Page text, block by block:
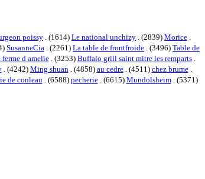
poissy . (1614) Le national unchizy . (2839) Morice .
SusanneCia . (2261) La table de frontfroide . (3496) Table de
ferme d amelie. (3253) Buffalo grill saint mitre les remparts.
. (4242) Ming shuan. (4858) au cedre. (4511) chez brume.
de conleau. (6588) pecherie. (6615) Mundolsheim. (5371)